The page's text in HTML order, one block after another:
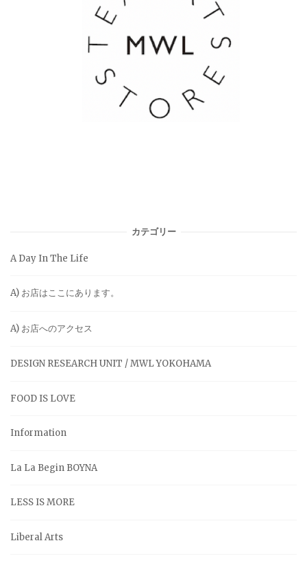
カテゴリー
A Day In The Life
A) お店はここにあります。
A) お店へのアクセス
DESIGN RESEARCH UNIT / MWL YOKOHAMA
FOOD IS LOVE
Information
La La Begin BOYNA
LESS IS MORE
Liberal Arts